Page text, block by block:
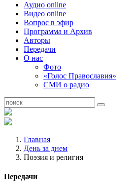
Аудио online
Видео online
Вопрос в эфир
Программа и Архив
Авторы
Передачи
О нас
Фото
«Голос Православия»
СМИ о радио
Главная
День за днем
Поэзия и религия
Передачи